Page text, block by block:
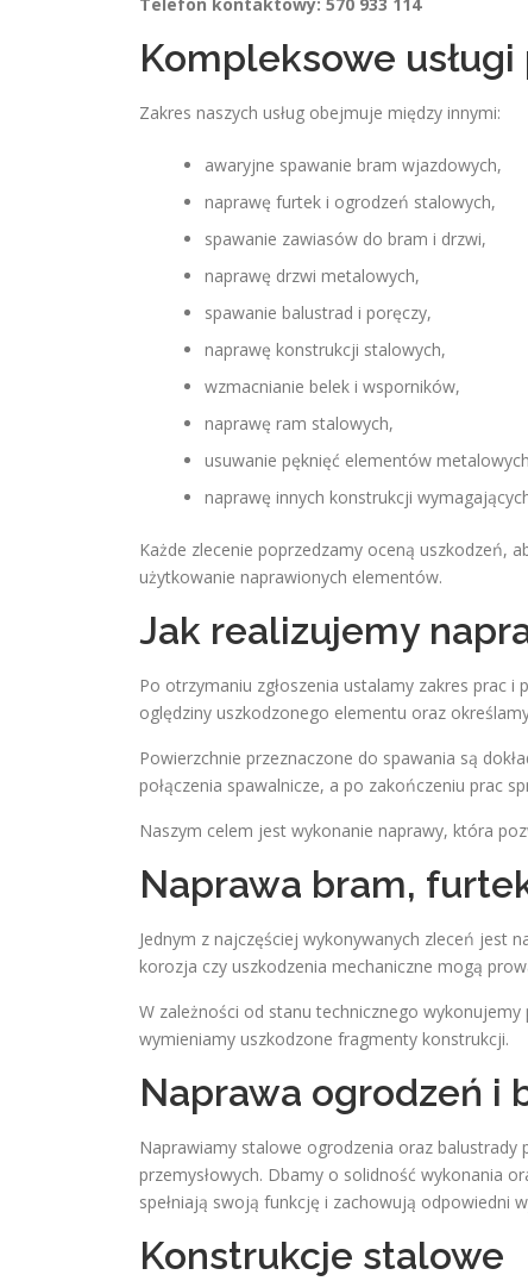
Kompleksowe
Zakres naszych usług obejmuje między innymi:
awaryjne spawanie bram wjazdowych,
naprawę furtek i ogrodzeń stalowych,
spawanie zawiasów do bram i drzwi,
naprawę drzwi metalowych,
spawanie balustrad i poręczy,
naprawę konstrukcji stalowych,
wzmacnianie belek i wsporników,
naprawę ram stalowych,
usuwanie pęknięć elementów
naprawę innych konstrukcji
Każde zlecenie poprzedzamy oceną uszkodzeń,
użytkowanie naprawionych elementów.
Jak realizujemy
Po otrzymaniu zgłoszenia ustalamy zakres prac
oględziny uszkodzonego elementu oraz
Powierzchnie przeznaczone do spawania są
połączenia spawalnicze, a po zakończeniu prac
Naszym celem jest wykonanie naprawy, która
Naprawa bram,
Jednym z najczęściej wykonywanych zleceń jest
korozja czy uszkodzenia mechaniczne mogą
W zależności od stanu technicznego
wymieniamy uszkodzone fragmenty konstrukcji.
Naprawa ogrodzeń i
Naprawiamy stalowe ogrodzenia oraz balustrady
przemysłowych. Dbamy o solidność wykonania
spełniają swoją funkcję i zachowują odpowiedni
Konstrukcje stalowe